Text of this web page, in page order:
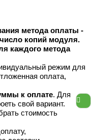
метода оплаты -
копий модуля.
каждого метода
режим для
оплата,
к оплате. Для
свой вариант.
стоимость